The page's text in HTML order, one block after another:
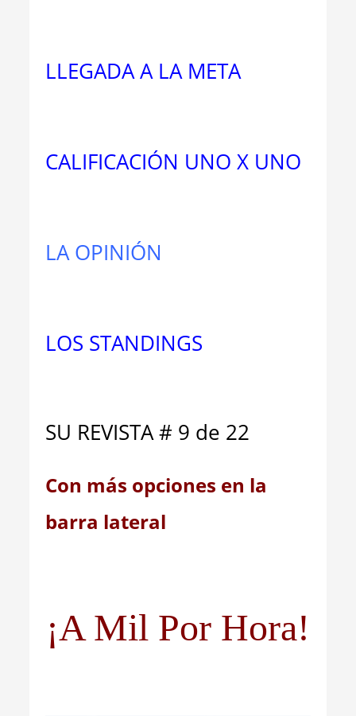
LLEGADA A LA META
CALIFICACIÓN UNO X UNO
LA OPINIÓN
LOS STANDINGS
SU REVISTA # 9 de 22
Con más opciones en la
barra lateral
¡A Mil Por Hora!